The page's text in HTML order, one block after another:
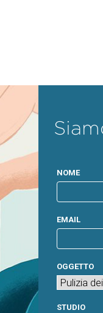
NOME
EMAIL
OGGETTO
STUDIO